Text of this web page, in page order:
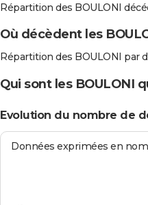
Répartition des BOULONI
Où décèdent les
Répartition des BOULONI par
Qui sont les BOULONI
Evolution du nombre de
Données exprimées en